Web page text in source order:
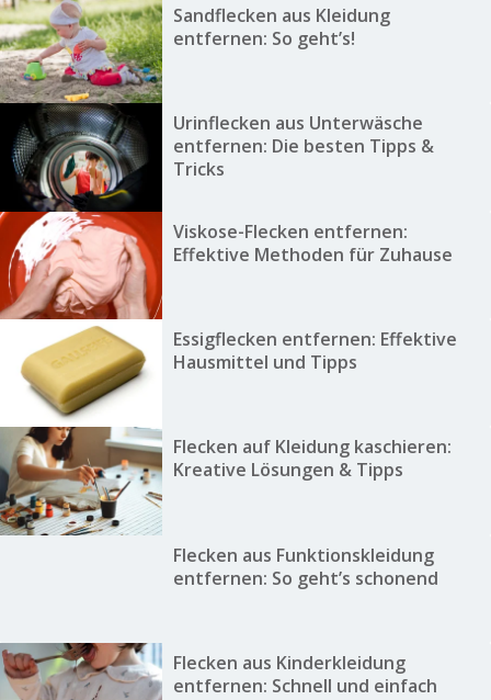
Sandflecken aus Kleidung
entfernen: So geht’s!
Urinflecken aus Unterwäsche
entfernen: Die besten Tipps &
Tricks
Viskose-Flecken entfernen:
Effektive Methoden für Zuhause
Essigflecken entfernen: Effektive
Hausmittel und Tipps
Flecken auf Kleidung kaschieren:
Kreative Lösungen & Tipps
Flecken aus Funktionskleidung
entfernen: So geht’s schonend
Flecken aus Kinderkleidung
entfernen: Schnell und einfach